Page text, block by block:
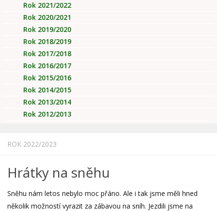
ROK 2022/2023
Hrátky na sněhu
Sněhu nám letos nebylo moc přáno. Ale i tak jsme měli hned
několik možností vyrazit za zábavou na sníh. Jezdili jsme na
Rok 2021/2022
Rok 2020/2021
Rok 2019/2020
Rok 2018/2019
Rok 2017/2018
Rok 2016/2017
Rok 2015/2016
Rok 2014/2015
Rok 2013/2014
Rok 2012/2013